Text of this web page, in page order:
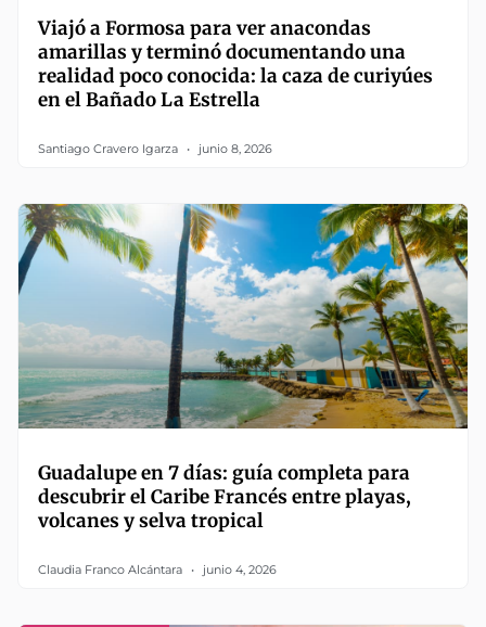
Viajó a Formosa para ver anacondas
amarillas y terminó documentando una
realidad poco conocida: la caza de curiyúes
en el Bañado La Estrella
Santiago Cravero Igarza junio 8, 2026
Guadalupe en 7 días: guía completa para
descubrir el Caribe Francés entre playas,
volcanes y selva tropical
Claudia Franco Alcántara junio 4, 2026